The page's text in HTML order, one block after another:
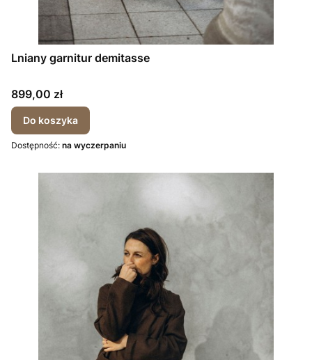
Lniany garnitur demitasse
Cena
899,00 zł
Do koszyka
Dostępność: na wyczerpaniu